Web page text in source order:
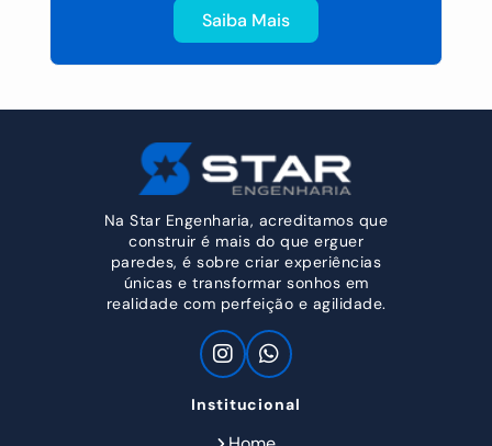
Saiba Mais
Na Star Engenharia, acreditamos que
construir é mais do que erguer
paredes, é sobre criar experiências
únicas e transformar sonhos em
realidade com perfeição e agilidade.
Institucional